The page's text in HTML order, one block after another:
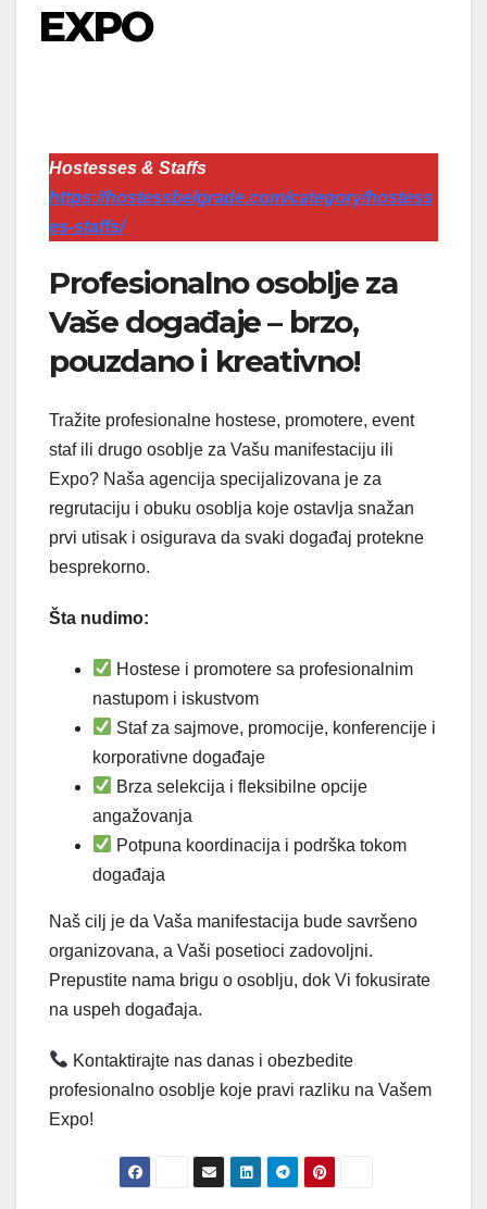
EXPO
Hostesses & Staffs
https://hostessbelgrade.com/category/hostess
es-staffs/
Profesionalno osoblje za
Vaše događaje – brzo,
pouzdano i kreativno!
Tražite profesionalne hostese, promotere, event
staf ili drugo osoblje za Vašu manifestaciju ili
Expo? Naša agencija specijalizovana je za
regrutaciju i obuku osoblja koje ostavlja snažan
prvi utisak i osigurava da svaki događaj protekne
besprekorno.
Šta nudimo:
Hostese i promotere sa profesionalnim
nastupom i iskustvom
Staf za sajmove, promocije, konferencije i
korporativne događaje
Brza selekcija i fleksibilne opcije
angažovanja
Potpuna koordinacija i podrška tokom
događaja
Naš cilj je da Vaša manifestacija bude savršeno
organizovana, a Vaši posetioci zadovoljni.
Prepustite nama brigu o osoblju, dok Vi fokusirate
na uspeh događaja.
Kontaktirajte nas danas i obezbedite
profesionalno osoblje koje pravi razliku na Vašem
Expo!